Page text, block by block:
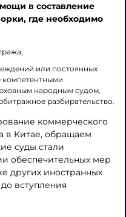
в составление
где необходимо
или постоянных
компетентными
народным судом,
разбирательство.
коммерческого
в Китае, обращаем
суды стали
обеспечительных мер
других иностранных
вступления